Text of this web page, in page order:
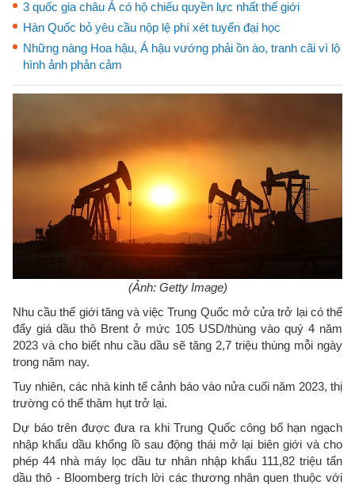
3 quốc gia châu Á có hộ chiếu quyền lực nhất thế giới
Hàn Quốc bỏ yêu cầu nộp lệ phí xét tuyển đại học
Những nàng Hoa hậu, Á hậu vướng phải ồn ào, tranh cãi vì lộ
hình ảnh phản cảm
(Ảnh: Getty Image)
Nhu cầu thế giới tăng và việc Trung Quốc mở cửa trở lại có thể
đẩy giá dầu thô Brent ở mức 105 USD/thùng vào quý 4 năm
2023 và cho biết nhu cầu dầu sẽ tăng 2,7 triệu thùng mỗi ngày
trong năm nay.
Tuy nhiên, các nhà kinh tế cảnh báo vào nửa cuối năm 2023, thị
trường có thể thâm hụt trở lại.
Dự báo trên được đưa ra khi Trung Quốc công bố hạn ngạch
nhập khẩu dầu khổng lồ sau động thái mở lại biên giới và cho
phép 44 nhà máy lọc dầu tư nhân nhập khẩu 111,82 triệu tấn
dầu thô - Bloomberg trích lời các thương nhân quen thuộc với